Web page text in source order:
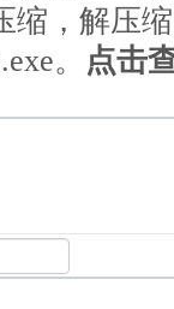
缩，解压
。
点击